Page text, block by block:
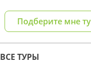
Подберите мне
ВСЕ ТУРЫ